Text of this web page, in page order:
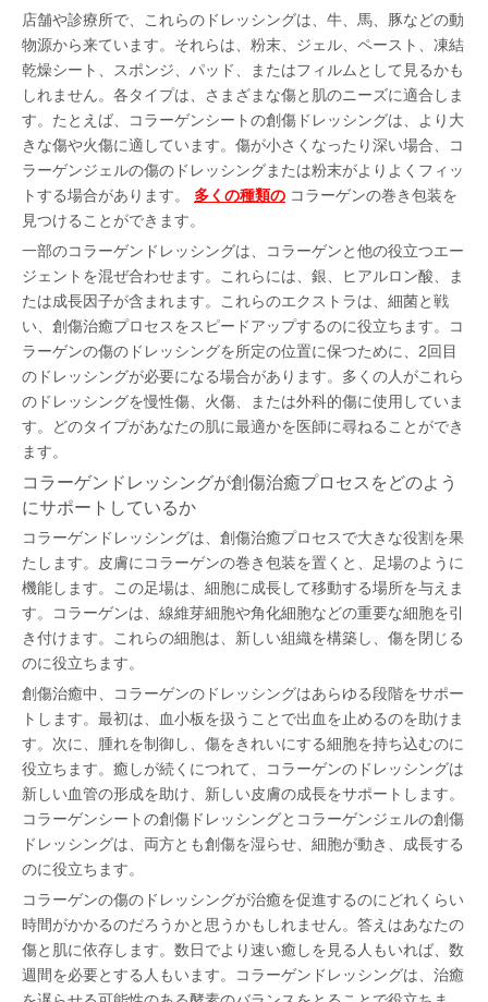
店舗や診療所で、これらのドレッシングは、牛、馬、豚などの動
物源から来ています。それらは、粉末、ジェル、ペースト、凍結
乾燥シート、スポンジ、パッド、またはフィルムとして見るかも
しれません。各タイプは、さまざまな傷と肌のニーズに適合しま
す。たとえば、コラーゲンシートの創傷ドレッシングは、より大
きな傷や火傷に適しています。傷が小さくなったり深い場合、コ
ラーゲンジェルの傷のドレッシングまたは粉末がよりよくフィッ
トする場合があります。 多くの種類の コラーゲンの巻き包装を
見つけることができます。
一部のコラーゲンドレッシングは、コラーゲンと他の役立つエー
ジェントを混ぜ合わせます。これらには、銀、ヒアルロン酸、ま
たは成長因子が含まれます。これらのエクストラは、細菌と戦
い、創傷治癒プロセスをスピードアップするのに役立ちます。コ
ラーゲンの傷のドレッシングを所定の位置に保つために、2回目
のドレッシングが必要になる場合があります。多くの人がこれら
のドレッシングを慢性傷、火傷、または外科的傷に使用していま
す。どのタイプがあなたの肌に最適かを医師に尋ねることができ
ます。
コラーゲンドレッシングが創傷治癒プロセスをどのよう
にサポートしているか
コラーゲンドレッシングは、創傷治癒プロセスで大きな役割を果
たします。皮膚にコラーゲンの巻き包装を置くと、足場のように
機能します。この足場は、細胞に成長して移動する場所を与えま
す。コラーゲンは、線維芽細胞や角化細胞などの重要な細胞を引
き付けます。これらの細胞は、新しい組織を構築し、傷を閉じる
のに役立ちます。
創傷治癒中、コラーゲンのドレッシングはあらゆる段階をサポー
トします。最初は、血小板を扱うことで出血を止めるのを助けま
す。次に、腫れを制御し、傷をきれいにする細胞を持ち込むのに
役立ちます。癒しが続くにつれて、コラーゲンのドレッシングは
新しい血管の形成を助け、新しい皮膚の成長をサポートします。
コラーゲンシートの創傷ドレッシングとコラーゲンジェルの創傷
ドレッシングは、両方とも創傷を湿らせ、細胞が動き、成長する
のに役立ちます。
コラーゲンの傷のドレッシングが治癒を促進するのにどれくらい
時間がかかるのだろうかと思うかもしれません。答えはあなたの
傷と肌に依存します。数日でより速い癒しを見る人もいれば、数
週間を必要とする人もいます。コラーゲンドレッシングは、治癒